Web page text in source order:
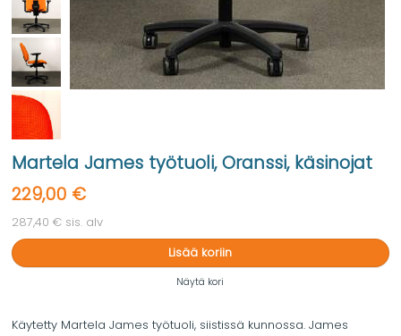
Martela James työtuoli, Oranssi, käsinojat
229,00 €
287,40 € sis. alv
Lisää koriin
Näytä kori
Käytetty Martela James työtuoli, siistissä kunnossa. James